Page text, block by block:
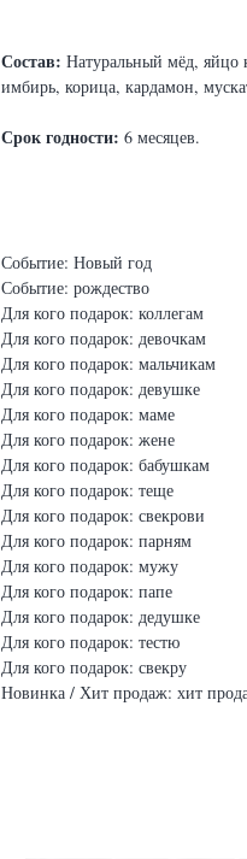
Состав: Натуральный мёд, яйцо
имбирь, корица, кардамон,
Срок годности: 6 месяцев.
Событие: Новый год
Событие: рождество
Для кого подарок: коллегам
Для кого подарок: девочкам
Для кого подарок: мальчикам
Для кого подарок: девушке
Для кого подарок: маме
Для кого подарок: жене
Для кого подарок: бабушкам
Для кого подарок: теще
Для кого подарок: свекрови
Для кого подарок: парням
Для кого подарок: мужу
Для кого подарок: папе
Для кого подарок: дедушке
Для кого подарок: тестю
Для кого подарок: свекру
Новинка / Хит продаж: хит